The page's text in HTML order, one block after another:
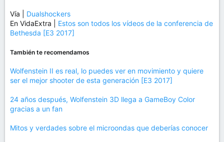
Vía | Dualshockers
En VidaExtra | Estos son todos los vídeos de la conferencia de
Bethesda [E3 2017]
También te recomendamos
Wolfenstein II es real, lo puedes ver en movimiento y quiere
ser el mejor shooter de esta generación [E3 2017]
24 años después, Wolfenstein 3D llega a GameBoy Color
gracias a un fan
Mitos y verdades sobre el microondas que deberías conocer